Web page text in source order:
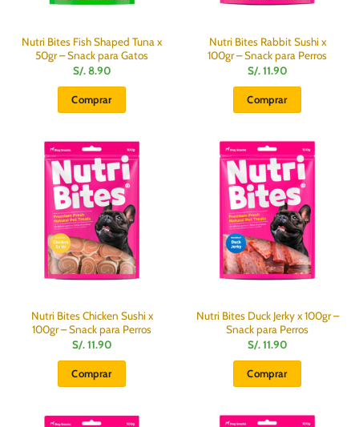
Nutri Bites Fish Shaped Tuna x
50gr – Snack para Gatos
S/.8.90
Comprar
Nutri Bites Rabbit Sushi x
100gr – Snack para Perros
S/.11.90
Comprar
Nutri Bites Chicken Sushi x
100gr – Snack para Perros
S/.11.90
Comprar
Nutri Bites Duck Jerky x 100gr –
Snack para Perros
S/.11.90
Comprar